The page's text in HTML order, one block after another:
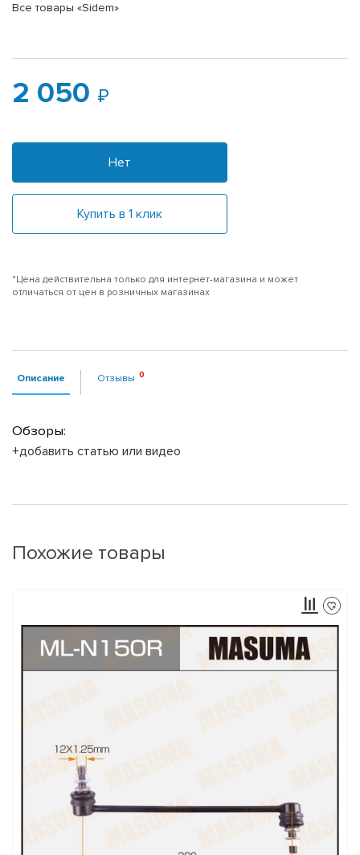
Все товары «Sidem»
2 050
Нет
Купить в 1 клик
*Цена действительна только для интернет-магазина и может
отличаться от цен в розничных магазинах
Описание Отзывы
Обзоры:
+добавить статью или видео
Похожие товары